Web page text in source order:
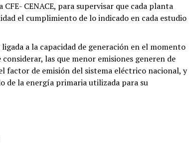
CENACE, para supervisar que cada planta
el cumplimiento de lo indicado en cada estudio
a la capacidad de generación en el momento
las que menor emisiones generen de
factor de emisión del sistema eléctrico nacional, y
de la energía primaria utilizada para su